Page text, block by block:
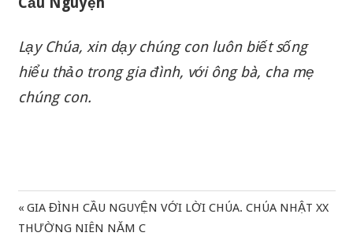
Lạy Chúa, xin dạy chúng con luôn biết sống
hiểu thảo trong gia đình, với ông bà, cha mẹ
chúng con.
Điều
Previous
Post:
GIA ĐÌNH CẦU NGUYỆN VỚI LỜI CHÚA. CHÚA NHẬT XX
THƯỜNG NIÊN NĂM C